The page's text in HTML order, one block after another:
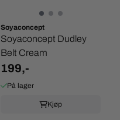
Soyaconcept
Soyaconcept Dudley
Belt Cream
199,-
På lager
Kjøp